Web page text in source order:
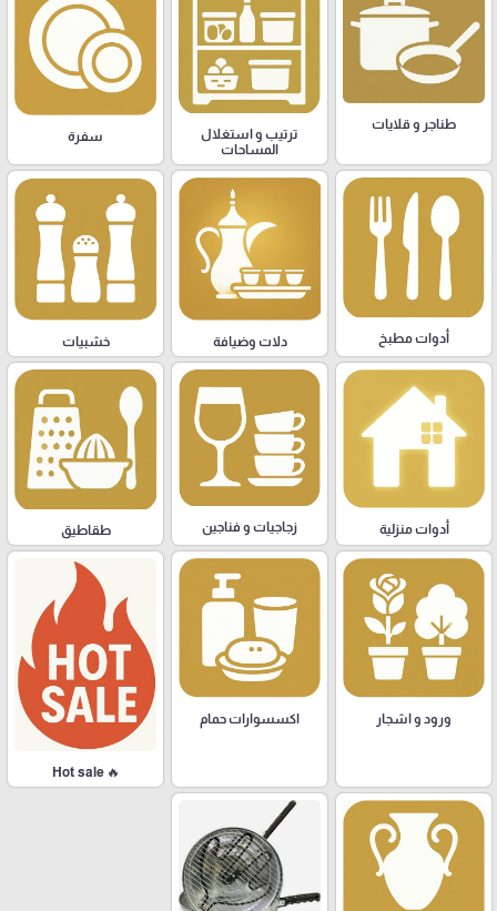
طناجر و قلايات
ترتيب و استغلال
المساحات
سفرة
أدوات مطبخ دلات وضيافة خشبيات
أدوات منزلية زجاجيات و فناجين طقاطيق
ورود و اشجار اكسسوارات حمام
🔥 Hot sale